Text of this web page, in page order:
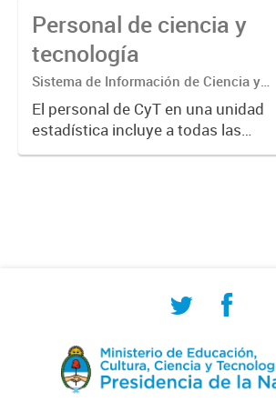
Personal de ciencia y
tecnología
Sistema de Información de Ciencia y
Tecnología Argentino (SICYTAR)
El personal de CyT en una unidad
estadística incluye a todas las
personas involucradas